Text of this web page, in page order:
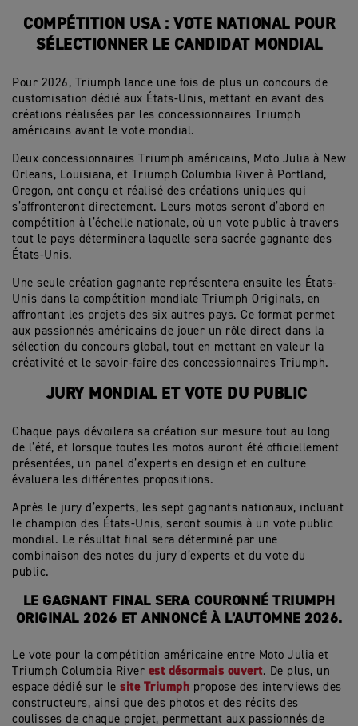
COMPÉTITION USA : VOTE NATIONAL POUR
SÉLECTIONNER LE CANDIDAT MONDIAL
Pour 2026, Triumph lance une fois de plus un concours de
customisation dédié aux États-Unis, mettant en avant des
créations réalisées par les concessionnaires Triumph
américains avant le vote mondial.
Deux concessionnaires Triumph américains, Moto Julia à New
Orleans, Louisiana, et Triumph Columbia River à Portland,
Oregon, ont conçu et réalisé des créations uniques qui
s’affronteront directement. Leurs motos seront d’abord en
compétition à l’échelle nationale, où un vote public à travers
tout le pays déterminera laquelle sera sacrée gagnante des
États-Unis.
Une seule création gagnante représentera ensuite les États-
Unis dans la compétition mondiale Triumph Originals, en
affrontant les projets des six autres pays. Ce format permet
aux passionnés américains de jouer un rôle direct dans la
sélection du concours global, tout en mettant en valeur la
créativité et le savoir-faire des concessionnaires Triumph.
JURY MONDIAL ET VOTE DU PUBLIC
Chaque pays dévoilera sa création sur mesure tout au long
de l’été, et lorsque toutes les motos auront été officiellement
présentées, un panel d’experts en design et en culture
évaluera les différentes propositions.
Après le jury d’experts, les sept gagnants nationaux, incluant
le champion des États-Unis, seront soumis à un vote public
mondial. Le résultat final sera déterminé par une
combinaison des notes du jury d’experts et du vote du
public.
LE GAGNANT FINAL SERA COURONNÉ TRIUMPH
ORIGINAL 2026 ET ANNONCÉ À L’AUTOMNE 2026.
Le vote pour la compétition américaine entre Moto Julia et
Triumph Columbia River est désormais ouvert. De plus, un
espace dédié sur le site Triumph propose des interviews des
constructeurs, ainsi que des photos et des récits des
coulisses de chaque projet, permettant aux passionnés de